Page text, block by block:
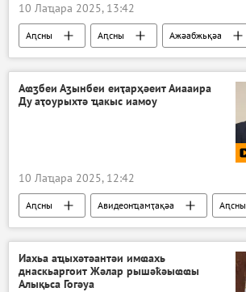
10 Лаҵара 2025, 13:42
Аԥсны Аԥсны
Ажәабжьқәа
Аспорт
Аҩӡбеи Аӡынбеи еиҭарҳәеит Аиааира
Ду аҭоурыхтә ҵакыс иамоу
10 Лаҵара 2025, 12:42
Аԥсны Авидеонҵамҭақәа Аԥсны
Иахьа аҵыхәтәантәи имҩахь
днаскьаргоит Жәлар рышәҟәыҩҩы
Алықьса Гогәуа